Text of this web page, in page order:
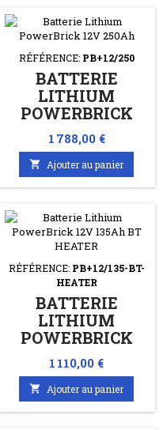
RÉFÉRENCE: PB+12/250
BATTERIE
LITHIUM
POWERBRICK
12V 250AH
Prix
1 788,00 €
 Ajouter au panier
RÉFÉRENCE: PB+12/135-BT-
HEATER
BATTERIE
LITHIUM
POWERBRICK
12V 135AH BT
HEATER
Prix
1 110,00 €
 Ajouter au panier